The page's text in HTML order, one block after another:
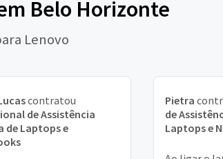
Belo Horizonte
Lenovo
contratou
de Assistência
de Laptops e
Pietra
de
Laptops e